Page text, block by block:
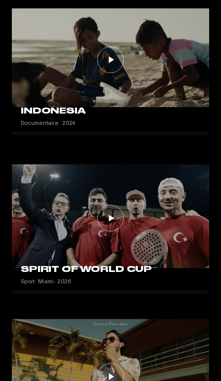
INDONESIA
Documentaire · 2024
SPIRIT OF WORLD CUP
Sport · Miami · 2026